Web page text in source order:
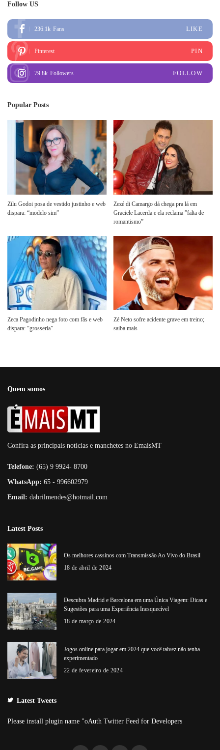
Follow US
236.1k Fans LIKE
Pinterest PIN
79.8k Followers FOLLOW
Popular Posts
Zilu Godoi posa de vestido justinho e web
dispara: “modelo sim”
Zezé di Camargo dá chega pra lá em
Graciele Lacerda e ela reclama ”falta de
romantismo”
Zeca Pagodinho nega foto com fãs e web
dispara: “grosseria”
Zé Neto sofre acidente grave em treino;
saiba mais
Quem somos
Confira as principais notícias e manchetes no EmaisMT
Telefone: (65) 9 9924- 8700
WhatsApp: 65 - 996602979
Email: dabrilmendes@hotmail.com
Latest Posts
Os melhores cassinos com Transmissão Ao Vivo do Brasil
18 de abril de 2024
Descubra Madrid e Barcelona em uma Única Viagem: Dicas e
Sugestões para uma Experiência Inesquecível
18 de março de 2024
Jogos online para jogar em 2024 que você talvez não tenha
experimentado
22 de fevereiro de 2024
Latest Tweets
Please install plugin name "oAuth Twitter Feed for Developers